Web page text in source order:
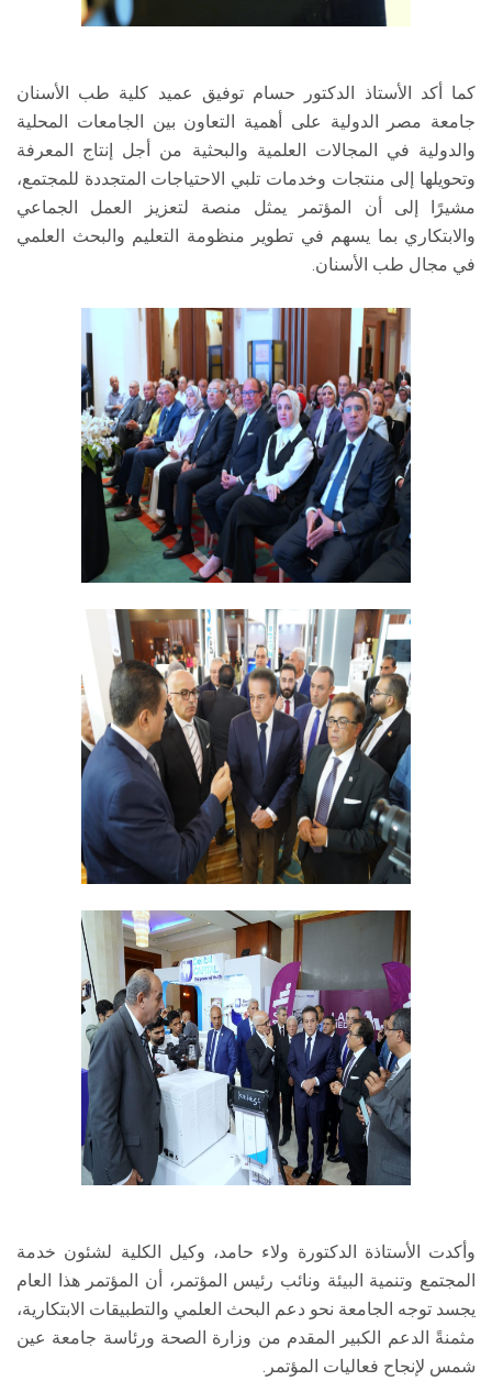
كما أكد الأستاذ الدكتور حسام توفيق عميد كلية طب الأسنان
جامعة مصر الدولية على أهمية التعاون بين الجامعات المحلية
والدولية في المجالات العلمية والبحثية من أجل إنتاج المعرفة
وتحويلها إلى منتجات وخدمات تلبي الاحتياجات المتجددة للمجتمع،
مشيرًا إلى أن المؤتمر يمثل منصة لتعزيز العمل الجماعي
والابتكاري بما يسهم في تطوير منظومة التعليم والبحث العلمي
في مجال طب الأسنان.
وأكدت الأستاذة الدكتورة ولاء حامد، وكيل الكلية لشئون خدمة
المجتمع وتنمية البيئة ونائب رئيس المؤتمر، أن المؤتمر هذا العام
يجسد توجه الجامعة نحو دعم البحث العلمي والتطبيقات الابتكارية،
مثمنةً الدعم الكبير المقدم من وزارة الصحة ورئاسة جامعة عين
شمس لإنجاح فعاليات المؤتمر.